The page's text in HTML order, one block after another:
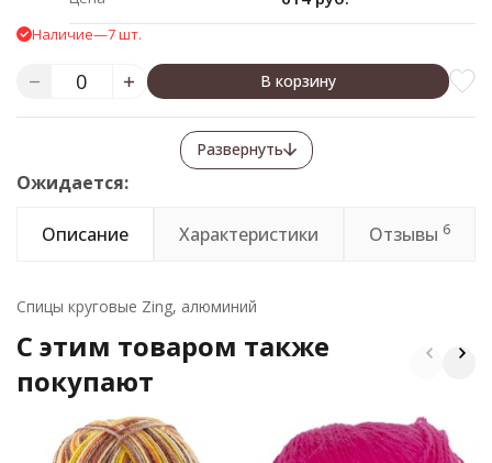
Наличие—7 шт.
В корзину
Развернуть
Ожидается:
Описание Характеристики Отзывы 6
Спицы круговые Zing, алюминий
C этим товаром также
покупают